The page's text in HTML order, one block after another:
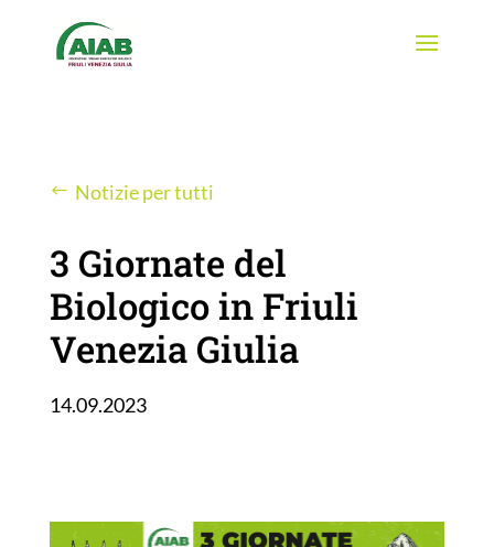
Notizie per tutti
3 Giornate del
Biologico in Friuli
Venezia Giulia
14.09.2023